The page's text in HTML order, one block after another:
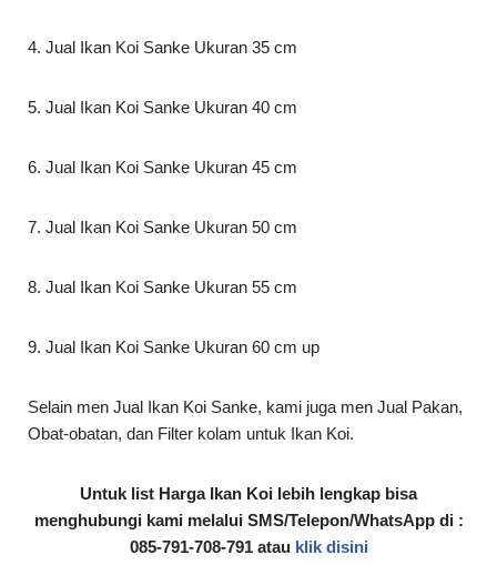
4. Jual Ikan Koi Sanke Ukuran 35 cm
5. Jual Ikan Koi Sanke Ukuran 40 cm
6. Jual Ikan Koi Sanke Ukuran 45 cm
7. Jual Ikan Koi Sanke Ukuran 50 cm
8. Jual Ikan Koi Sanke Ukuran 55 cm
9. Jual Ikan Koi Sanke Ukuran 60 cm up
Selain men Jual Ikan Koi Sanke, kami juga men Jual Pakan,
Obat-obatan, dan Filter kolam untuk Ikan Koi.
Untuk list Harga Ikan Koi lebih lengkap bisa
menghubungi kami melalui SMS/Telepon/WhatsApp di :
085-791-708-791 atau klik disini